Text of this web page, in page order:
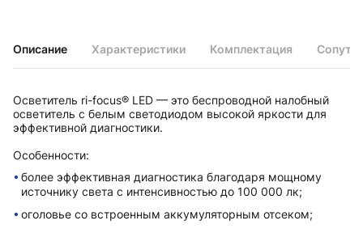
Описание Характеристики Комплектация
Осветитель ri-focus® LED — это беспроводной налобный
осветитель с белым светодиодом высокой яркости для
эффективной диагностики.
Особенности:
более эффективная диагностика благодаря мощному
источнику света с интенсивностью до 100 000 лк;
оголовье со встроенным аккумуляторным отсеком;